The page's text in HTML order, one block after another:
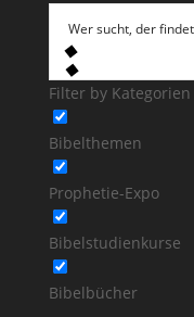
Filter by Kategorien
Bibelthemen
Prophetie-Expo
Bibelstudienkurse
Bibelbücher